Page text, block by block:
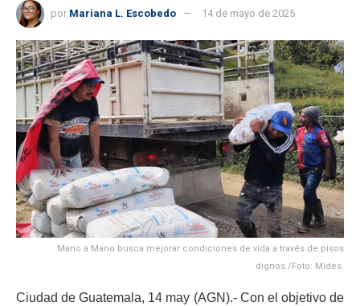
por Mariana L. Escobedo 14 de mayo de 2025
Mano a Mano busca mejorar condiciones de vida a través de pisos
dignos./Foto: Mides.
Ciudad de Guatemala, 14 may (AGN).- Con el objetivo de